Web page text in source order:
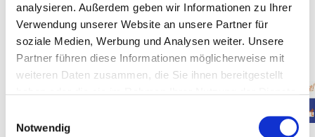
analysieren. Außerdem geben wir Informationen zu Ihrer
Verwendung unserer Website an unsere Partner für
soziale Medien, Werbung und Analysen weiter. Unsere
Partner führen diese Informationen möglicherweise mit
weiteren Daten zusammen, die Sie ihnen bereitgestellt
Notwendig